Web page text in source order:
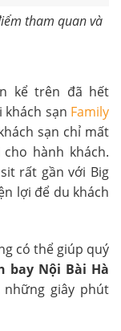
tham quan và
kể trên đã hết
khách sạn Family
sạn chỉ mất
hành khách.
rất gần với Big
lợi để du khách
có thể giúp quý
bay Nội Bài Hà
những giây phút